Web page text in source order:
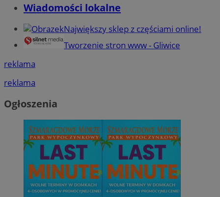
Wiadomości lokalne
Największy sklep z częściami online!
Tworzenie stron www - Gliwice
reklama
reklama
Ogłoszenia